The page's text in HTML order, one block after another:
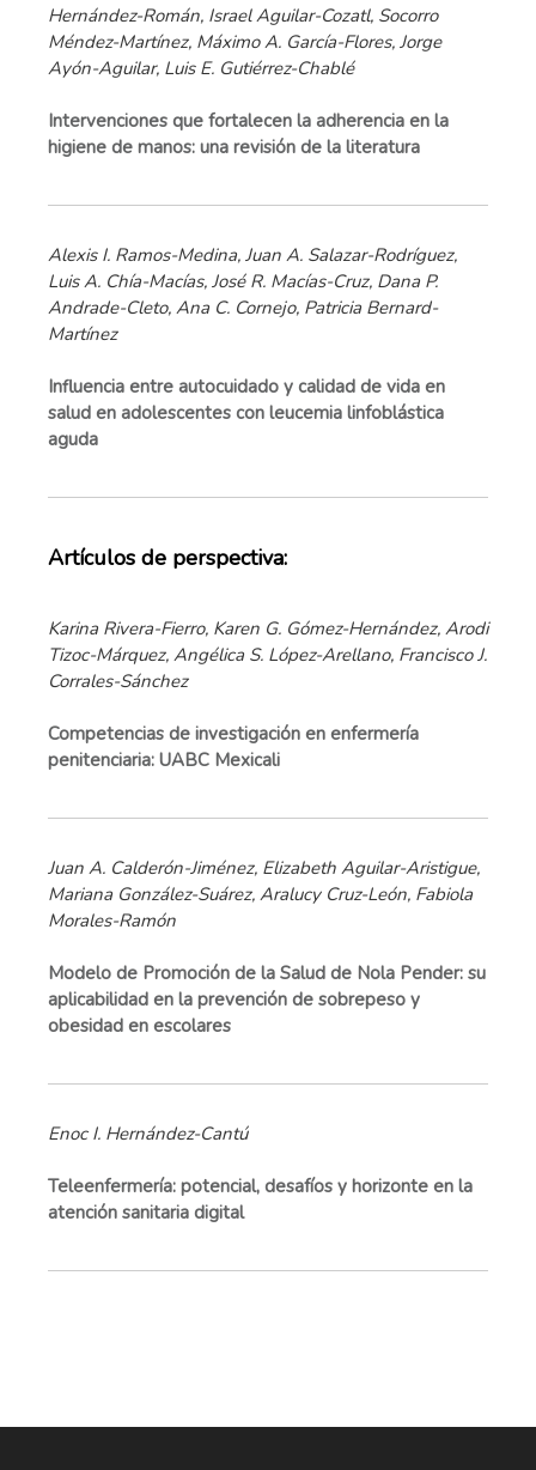
Hernández-Román, Israel Aguilar-Cozatl, Socorro
Méndez-Martínez, Máximo A. García-Flores, Jorge
Ayón-Aguilar, Luis E. Gutiérrez-Chablé
Intervenciones que fortalecen la adherencia en la
higiene de manos: una revisión de la literatura
Alexis I. Ramos-Medina, Juan A. Salazar-Rodríguez,
Luis A. Chía-Macías, José R. Macías-Cruz, Dana P.
Andrade-Cleto, Ana C. Cornejo, Patricia Bernard-
Martínez
Influencia entre autocuidado y calidad de vida en
salud en adolescentes con leucemia linfoblástica
aguda
Artículos de perspectiva:
Karina Rivera-Fierro, Karen G. Gómez-Hernández, Arodi
Tizoc-Márquez, Angélica S. López-Arellano, Francisco J.
Corrales-Sánchez
Competencias de investigación en enfermería
penitenciaria: UABC Mexicali
Juan A. Calderón-Jiménez, Elizabeth Aguilar-Aristigue,
Mariana González-Suárez, Aralucy Cruz-León, Fabiola
Morales-Ramón
Modelo de Promoción de la Salud de Nola Pender: su
aplicabilidad en la prevención de sobrepeso y
obesidad en escolares
Enoc I. Hernández-Cantú
Teleenfermería: potencial, desafíos y horizonte en la
atención sanitaria digital